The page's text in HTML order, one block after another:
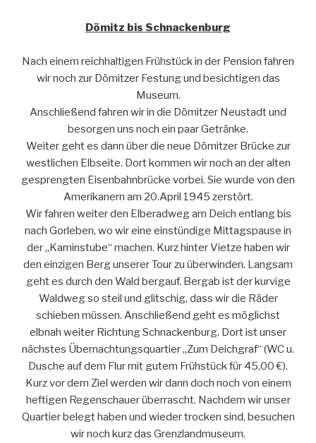
Dömitz bis Schnackenburg
Nach einem reichhaltigen Frühstück in der Pension fahren
wir noch zur Dömitzer Festung und besichtigen das
Museum.
Anschließend fahren wir in die Dömitzer Neustadt und
besorgen uns noch ein paar Getränke.
Weiter geht es dann über die neue Dömitzer Brücke zur
westlichen Elbseite. Dort kommen wir noch an der alten
gesprengten Eisenbahnbrücke vorbei. Sie wurde von den
Amerikanern am 20.April 1945 zerstört.
Wir fahren weiter den Elberadweg am Deich entlang bis
nach Gorleben, wo wir eine einstündige Mittagspause in
der „Kamin­stube“ machen. Kurz hinter Vietze haben wir
den einzigen Berg unserer Tour zu überwinden. Langsam
geht es durch den Wald bergauf. Bergab ist der kurvige
Waldweg so steil und glitschig, dass wir die Räder
schieben müssen. Anschließend geht es möglichst
elbnah weiter Richtung Schnacken­burg. Dort ist unser
nächstes Über­nach­tungs­quartier „Zum Deichgraf“ (WC u.
Dusche auf dem Flur mit gutem Frühstück für 45,00 €).
Kurz vor dem Ziel werden wir dann doch noch von einem
heftigen Regenschauer überrascht. Nachdem wir unser
Quartier belegt haben und wieder trocken sind, besuchen
wir noch kurz das Grenzlandmuseum.